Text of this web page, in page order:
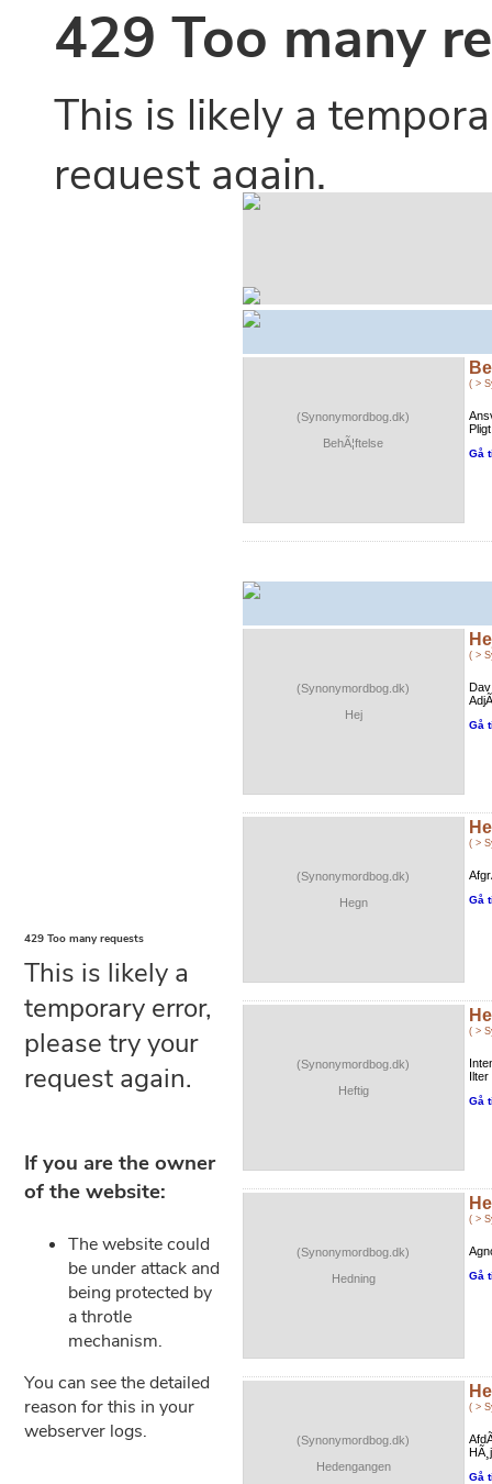
(Synonymordbog.dk)
BehÃ¦ftelse
( >
Gå
(Synonymordbog.dk)
Hej
( >
Dav
Gå
(Synonymordbog.dk)
Hegn
( >
Gå
(Synonymordbog.dk)
Heftig
( >
Ilter
Gå
(Synonymordbog.dk)
Hedning
( >
Gå
(Synonymordbog.dk)
Hedengangen
( >
Gå